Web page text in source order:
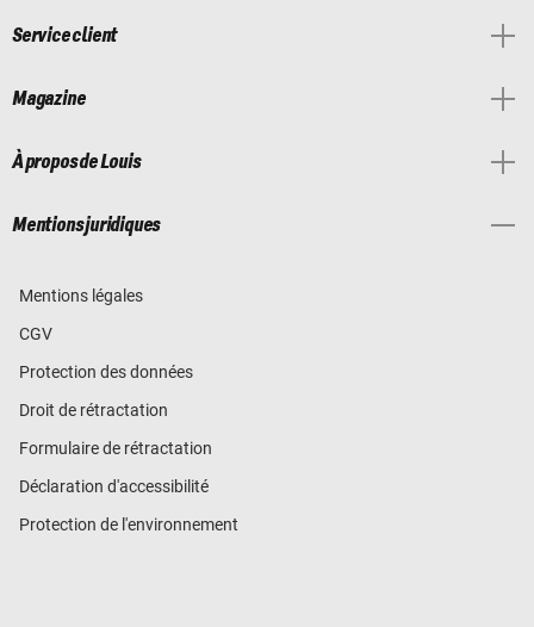
Service client
Magazine
À propos de Louis
Mentions juridiques
Mentions légales
CGV
Protection des données
Droit de rétractation
Formulaire de rétractation
Déclaration d'accessibilité
Protection de l'environnement